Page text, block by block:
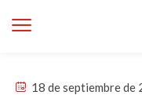
18 de septiembre de